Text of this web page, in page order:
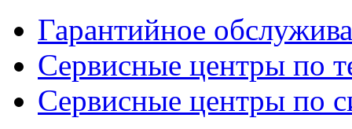
Гарантийное
Сервисные центры по
Сервисные центры по